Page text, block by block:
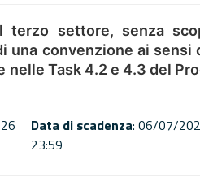
settore, senza
convenzione ai sensi
Task 4.2 e 4.3 del
Data di scadenza: 06/07/
23:59